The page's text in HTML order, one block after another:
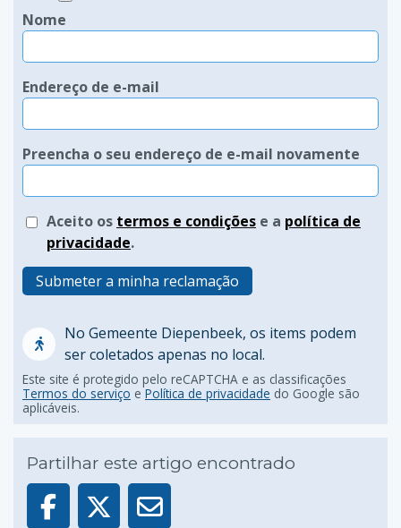
Nome
Endereço de e-mail
Preencha o seu endereço de e-mail novamente
Aceito os termos e condições e a política de
privacidade.
Submeter a minha reclamação
No Gemeente Diepenbeek, os items podem
ser coletados apenas no local.
Este site é protegido pelo reCAPTCHA e as classificações
Termos do serviço ePolítica de privacidade do Google são
aplicáveis.
Partilhar este artigo encontrado